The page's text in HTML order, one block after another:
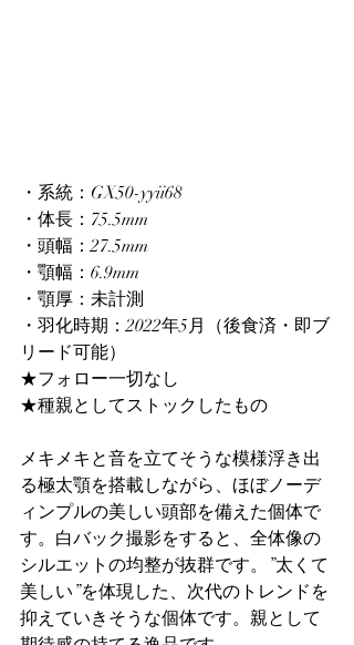
・系統：GX50-yyii68
・体長：75.5mm
・頭幅：27.5mm
・顎幅：6.9mm
・顎厚：未計測
・羽化時期：2022年5月（後食済・即ブ
リード可能）
★フォロー一切なし
★種親としてストックしたもの
メキメキと音を立てそうな模様浮き出
る極太顎を搭載しながら、ほぼノーデ
ィンプルの美しい頭部を備えた個体で
す。白バック撮影をすると、全体像の
シルエットの均整が抜群です。”太くて
美しい”を体現した、次代のトレンドを
抑えていきそうな個体です。親として